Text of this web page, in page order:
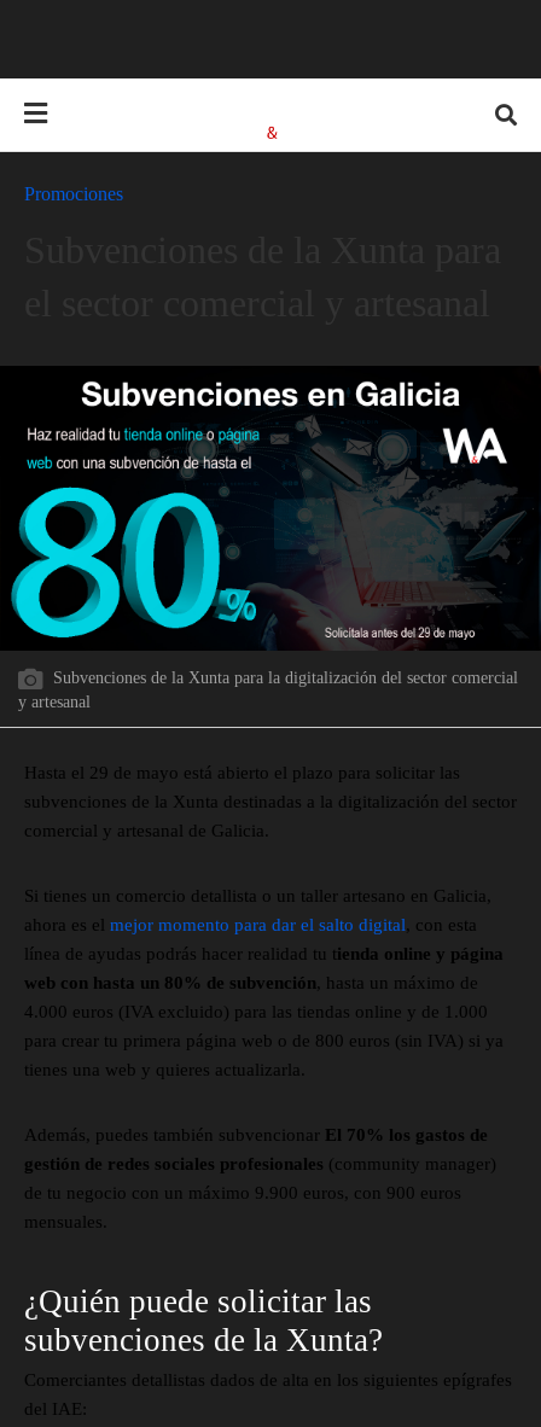
Promociones
Subvenciones de la Xunta para la digitalización del sector comercial
y artesanal
Hasta el 29 de mayo está abierto el plazo para solicitar las
subvenciones de la Xunta destinadas a la digitalización del sector
comercial y artesanal de Galicia.
Si tienes un comercio detallista o un taller artesano en Galicia,
ahora es el mejor momento para dar el salto digital, con esta
línea de ayudas podrás hacer realidad tu tienda online y página
web con hasta un 80% de subvención, hasta un máximo de
4.000 euros (IVA excluido) para las tiendas online y de 1.000
para crear tu primera página web o de 800 euros (sin IVA) si ya
tienes una web y quieres actualizarla.
Además, puedes también subvencionar El 70% los gastos de
gestión de redes sociales profesionales (community manager)
de tu negocio con un máximo 9.900 euros, con 900 euros
mensuales.
¿Quién puede solicitar las
subvenciones de la Xunta?
Comerciantes detallistas dados de alta en los siguientes epígrafes
del IAE: